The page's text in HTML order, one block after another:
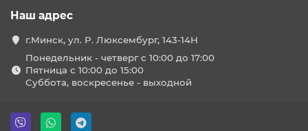
Наш адрес
г.Минск, ул. Р. Люксембург, 143-14Н
Понедельник - четверг с 10:00 до 17:00
Пятница с 10:00 до 15:00
Суббота, воскресенье - выходной